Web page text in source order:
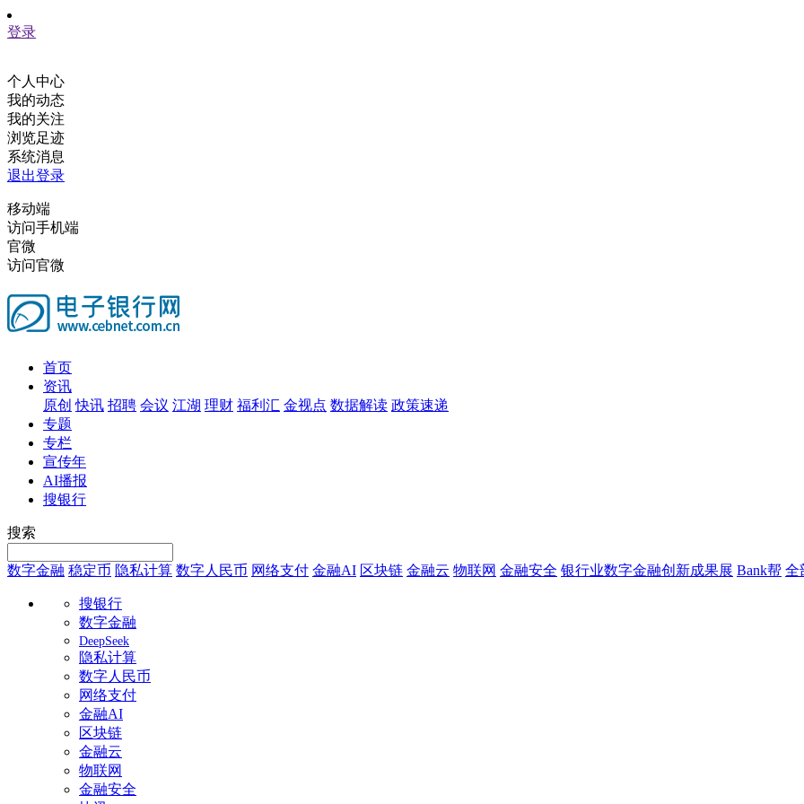
登录
个人中心
我的动态
我的关注
浏览足迹
系统消息
退出登录
移动端
访问手机端
官微
访问官微
首页
资讯
原创 快讯 招聘 会议 江湖 理财 福利汇 金视点 数据解读 政策速递
专题
专栏
宣传年
AI播报
搜银行
搜索
数字金融 稳定币 隐私计算 数字人民币 网络支付 金融AI 区块链 金融云 物联网 金融安全 银行业数字金融创新成果展 Bank帮 全
搜银行
数字金融
DeepSeek
隐私计算
数字人民币
网络支付
金融AI
区块链
金融云
物联网
金融安全